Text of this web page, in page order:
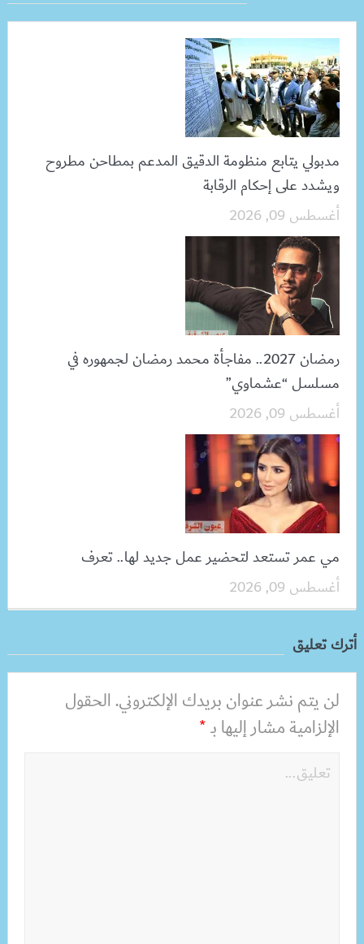
مدبولي يتابع منظومة الدقيق المدعم بمطاحن مطروح
ويشدد على إحكام الرقابة
أغسطس 09, 2026
رمضان 2027.. مفاجأة محمد رمضان لجمهوره في
مسلسل “عشماوي”
أغسطس 09, 2026
مي عمر تستعد لتحضير عمل جديد لها.. تعرف
أغسطس 09, 2026
أترك تعليق
لن يتم نشر عنوان بريدك الإلكتروني.الحقول
الإلزامية مشار إليها بـ*